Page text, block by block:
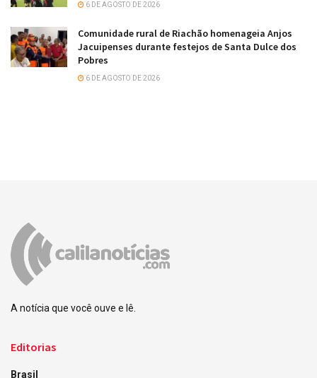
6 DE AGOSTO DE 2026
Comunidade rural de Riachão homenageia Anjos
Jacuipenses durante festejos de Santa Dulce dos
Pobres
6 DE AGOSTO DE 2026
A notícia que você ouve e lê.
Editorias
Brasil